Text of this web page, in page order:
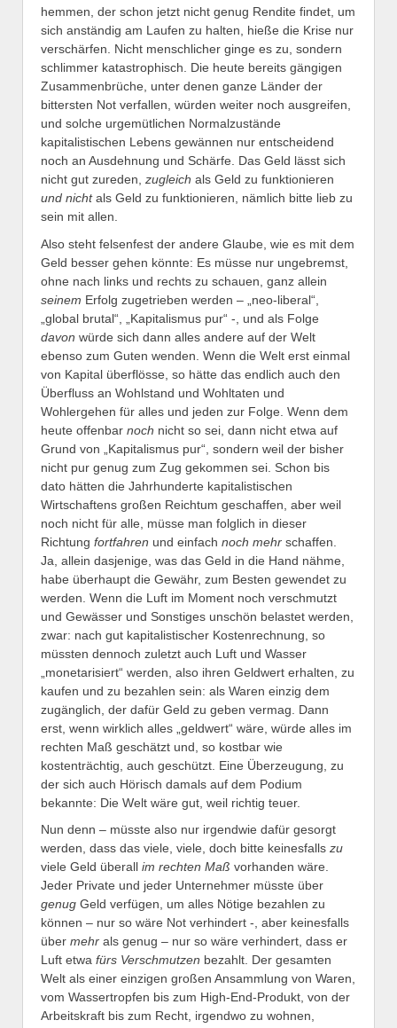
hemmen, der schon jetzt nicht genug Rendite findet, um
sich anständig am Laufen zu halten, hieße die Krise nur
verschärfen. Nicht menschlicher ginge es zu, sondern
schlimmer katastrophisch. Die heute bereits gängigen
Zusammenbrüche, unter denen ganze Länder der
bittersten Not verfallen, würden weiter noch ausgreifen,
und solche urgemütlichen Normalzustände
kapitalistischen Lebens gewännen nur entscheidend
noch an Ausdehnung und Schärfe. Das Geld lässt sich
nicht gut zureden, zugleich als Geld zu funktionieren
und nichtals Geld zu funktionieren, nämlich bitte lieb zu
sein mit allen.
Also steht felsenfest der andere Glaube, wie es mit dem
Geld besser gehen könnte: Es müsse nur ungebremst,
ohne nach links und rechts zu schauen, ganz allein
seinem Erfolg zugetrieben werden – „neo-liberal“,
„global brutal“, „Kapitalismus pur“ -, und als Folge
davon würde sich dann alles andere auf der Welt
ebenso zum Guten wenden. Wenn die Welt erst einmal
von Kapital überflösse, so hätte das endlich auch den
Überfluss an Wohlstand und Wohltaten und
Wohlergehen für alles und jeden zur Folge. Wenn dem
heute offenbar noch nicht so sei, dann nicht etwa auf
Grund von „Kapitalismus pur“, sondern weil der bisher
nicht pur genug zum Zug gekommen sei. Schon bis
dato hätten die Jahrhunderte kapitalistischen
Wirtschaftens großen Reichtum geschaffen, aber weil
noch nicht für alle, müsse man folglich in dieser
Richtung fortfahren und einfach noch mehr schaffen.
Ja, allein dasjenige, was das Geld in die Hand nähme,
habe überhaupt die Gewähr, zum Besten gewendet zu
werden. Wenn die Luft im Moment noch verschmutzt
und Gewässer und Sonstiges unschön belastet werden,
zwar: nach gut kapitalistischer Kostenrechnung, so
müssten dennoch zuletzt auch Luft und Wasser
„monetarisiert“ werden, also ihren Geldwert erhalten, zu
kaufen und zu bezahlen sein: als Waren einzig dem
zugänglich, der dafür Geld zu geben vermag. Dann
erst, wenn wirklich alles „geldwert“ wäre, würde alles im
rechten Maß geschätzt und, so kostbar wie
kostenträchtig, auch geschützt. Eine Überzeugung, zu
der sich auch Hörisch damals auf dem Podium
bekannte: Die Welt wäre gut, weil richtig teuer.
Nun denn – müsste also nur irgendwie dafür gesorgt
werden, dass das viele, viele, doch bitte keinesfalls zu
viele Geld überall im rechten Maß vorhanden wäre.
Jeder Private und jeder Unternehmer müsste über
genug Geld verfügen, um alles Nötige bezahlen zu
können – nur so wäre Not verhindert -, aber keinesfalls
über mehr als genug – nur so wäre verhindert, dass er
Luft etwa fürs Verschmutzen bezahlt. Der gesamten
Welt als einer einzigen großen Ansammlung von Waren,
vom Wassertropfen bis zum High-End-Produkt, von der
Arbeitskraft bis zum Recht, irgendwo zu wohnen,